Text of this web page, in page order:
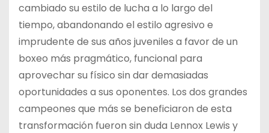
cambiado su estilo de lucha a lo largo del
tiempo, abandonando el estilo agresivo e
imprudente de sus años juveniles a favor de un
boxeo más pragmático, funcional para
aprovechar su físico sin dar demasiadas
oportunidades a sus oponentes. Los dos grandes
campeones que más se beneficiaron de esta
transformación fueron sin duda Lennox Lewis y